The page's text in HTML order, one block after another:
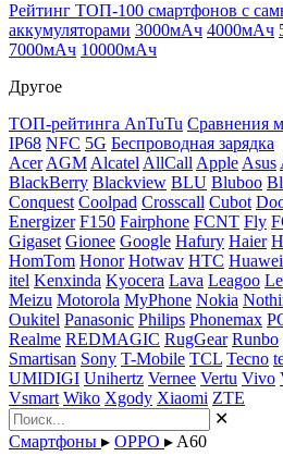
Рейтинг ТОП-100 смартфонов с
аккумуляторами 3000мАч 4000мАч
7000мАч 10000мАч
Другое
ТОП-рейтинга AnTuTu Сравнения
IP68 NFC 5G Беспроводная зарядка
Acer AGM Alcatel AllCall Apple Asus
BlackBerry Blackview BLU Bluboo
Conquest Coolpad Crosscall Cubot
Energizer F150 Fairphone FCNT Fly
Gigaset Gionee Google Hafury Haier
HomTom Honor Hotwav HTC Huawei
itel Kenxinda Kyocera Lava Leagoo
Meizu Motorola MyPhone Nokia
Oukitel Panasonic Philips Phonemax
Realme REDMAGIC RugGear Runbo
Smartisan Sony T-Mobile TCL Tecno
UMIDIGI Unihertz Vernee Vertu Vivo
Vsmart Wiko Xgody Xiaomi ZTE
✕
Смартфоны ▸ OPPO ▸ A60